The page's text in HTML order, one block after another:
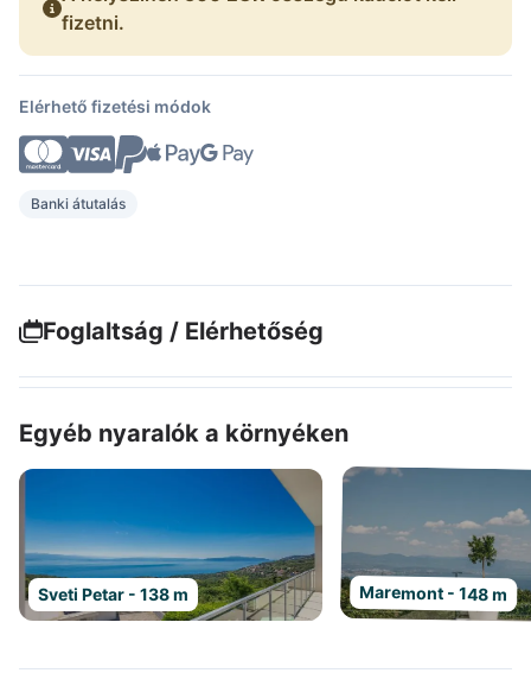
fizetni.
Elérhető fizetési módok
Banki átutalás
Foglaltság / Elérhetőség
Egyéb nyaralók a környéken
Sveti Petar - 138 m Maremont - 148 m